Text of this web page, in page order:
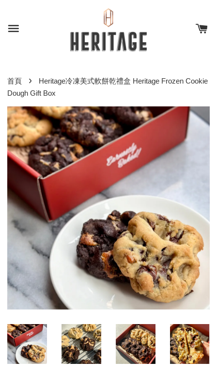
首頁 ›
Heritage冷凍美式軟餅乾禮盒 Heritage Frozen Cookie
Dough Gift Box